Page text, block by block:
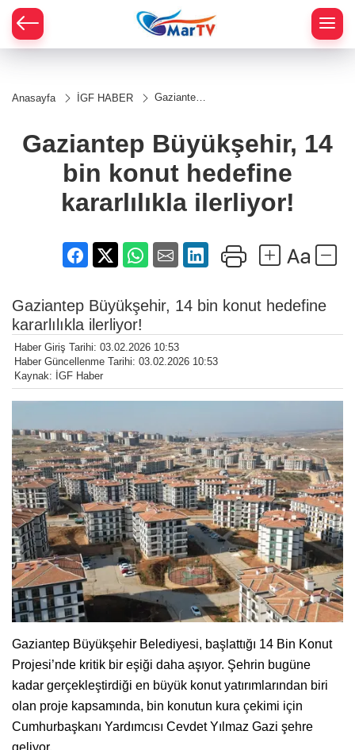
Anasayfa İGF HABER
Gaziantep
konut
hedefine
kararlılıkla
ilerliyor!
Gaziantep Büyükşehir, 14
bin konut hedefine
kararlılıkla ilerliyor!
Gaziantep Büyükşehir, 14 bin konut hedefine
kararlılıkla ilerliyor!
Haber Giriş Tarihi: 03.02.2026 10:53
Haber Güncellenme Tarihi: 03.02.2026 10:53
Kaynak: İGF Haber
Gaziantep Büyükşehir Belediyesi, başlattığı 14 Bin Konut
Projesi’nde kritik bir eşiği daha aşıyor. Şehrin bugüne
kadar gerçekleştirdiği en büyük konut yatırımlarından biri
olan proje kapsamında, bin konutun kura çekimi için
Cumhurbaşkanı Yardımcısı Cevdet Yılmaz Gazi şehre
geliyor.